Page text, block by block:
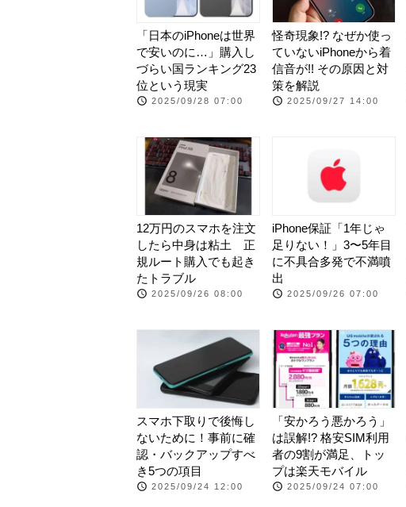
「日本のiPhoneは世界
で安いのに…」購入し
づらい国ランキング23
位という現実
2025/09/28 07:00
怪奇現象!? なぜか使っ
ていないiPhoneから着
信音が!! その原因と対
策を解説
2025/09/27 14:00
12万円のスマホを注文
したら中身は粘土 正
規ルート購入でも起き
たトラブル
2025/09/26 08:00
iPhone保証「1年じゃ
足りない！」3〜5年目
に不具合多発で不満噴
出
2025/09/26 07:00
スマホ下取りで後悔し
ないために！事前に確
認・バックアップすべ
き5つの項目
2025/09/24 12:00
「安かろう悪かろう」
は誤解!? 格安SIM利用
者の9割が満足、トッ
プは楽天モバイル
2025/09/24 07:00